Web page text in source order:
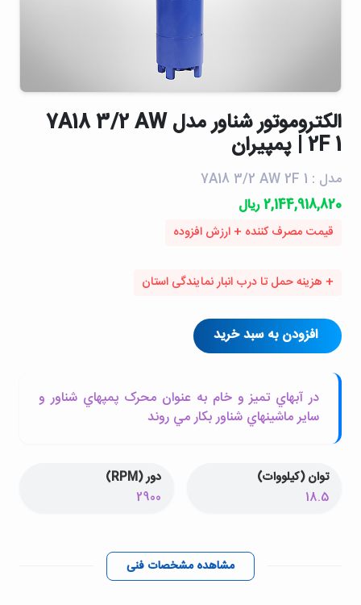
الكتروموتور شناور مدل 7A18 3/2 AW
2F 1 | پمپیران
مدل : 7A18 3/2 AW 2F 1
2,144,918,820 ریال
قیمت مصرف کننده + ارزش افزوده
+ هزینه حمل تا درب انبار نمایندگی استان
افزودن به سبد خرید
در آبهاي تميز و خام به عنوان محرک پمپهاي شناور و
ساير ماشينهاي شناور بکار مي روند
توان (کیلووات)
18.5
دور (RPM)
2900
مشاهده مشخصات فنی